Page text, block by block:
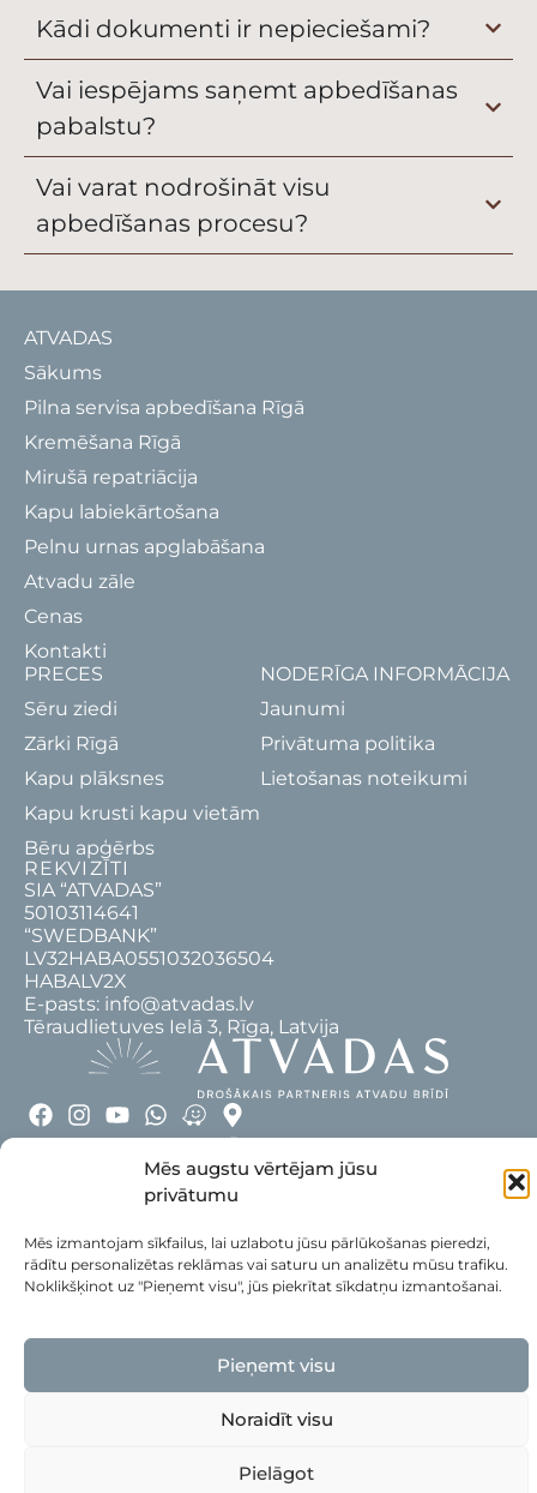
Mēs augstu vērtējam jūsu
privātumu
Mēs izmantojam sīkfailus, lai uzlabotu jūsu pārlūkošanas pieredzi,
rādītu personalizētas reklāmas vai saturu un analizētu mūsu trafiku.
Noklikšķinot uz "Pieņemt visu", jūs piekrītat sīkdatņu izmantošanai.
Pieņemt visu
Noraidīt visu
Pielāgot
Kādi dokumenti ir nepieciešami?
Vai iespējams saņemt apbedīšanas
pabalstu?
Vai varat nodrošināt visu
apbedīšanas procesu?
ATVADAS
Sākums
Pilna servisa apbedīšana Rīgā
Kremēšana Rīgā
Mirušā repatriācija
Kapu labiekārtošana
Pelnu urnas apglabāšana
Atvadu zāle
Cenas
Kontakti
PRECES
Sēru ziedi
Zārki Rīgā
Kapu plāksnes
Kapu krusti kapu vietām
Bēru apģērbs
NODERĪGA INFORMĀCIJA
Jaunumi
Privātuma politika
Lietošanas noteikumi
REKVIZĪTI
SIA “ATVADAS”
50103114641
“SWEDBANK”
LV32HABA0551032036504
HABALV2X
E-pasts: info@atvadas.lv
Tēraudlietuves Ielā 3, Rīga, Latvija